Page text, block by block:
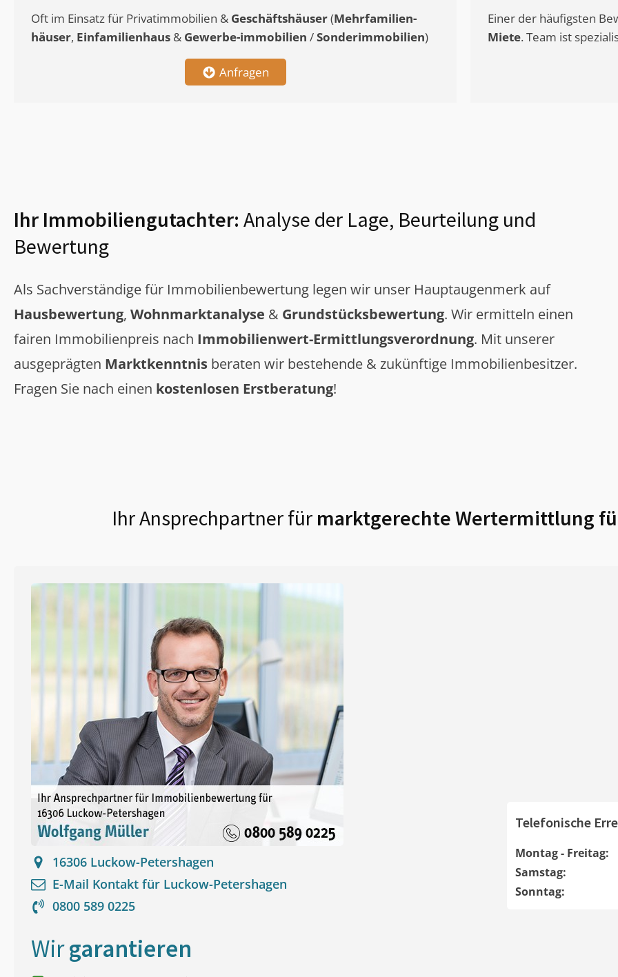
Oft im Einsatz für Privatimmobilien & Geschäftshäuser(Mehrfamilien-
häuser, Einfamilienhaus & Gewerbe-immobilien /Sonderimmobilien)
Anfragen
Einer der häufigsten
Miete. Team ist
Ihr Immobiliengutachter: Analyse der Lage, Beurteilung und
Bewertung
Als Sachverständige für Immobilienbewertung legen wir unser Hauptaugenmerk auf
Hausbewertung, Wohnmarktanalyse & Grundstücksbewertung. Wir ermitteln einen
fairen Immobilienpreis nach Immobilienwert-Ermittlungsverordnung. Mit unserer
ausgeprägten Marktkenntnis beraten wir bestehende & zukünftige Immobilienbesitzer.
Fragen Sie nach einen kostenlosen Erstberatung!
Ihr Ansprechpartner fürmarktgerechte Wertermittlung
16306 Luckow-Petershagen
E-Mail Kontakt für Luckow-Petershagen
0800 589 0225
Telefonische
Montag - Freitag:
Samstag:
Sonntag:
Wirgarantieren